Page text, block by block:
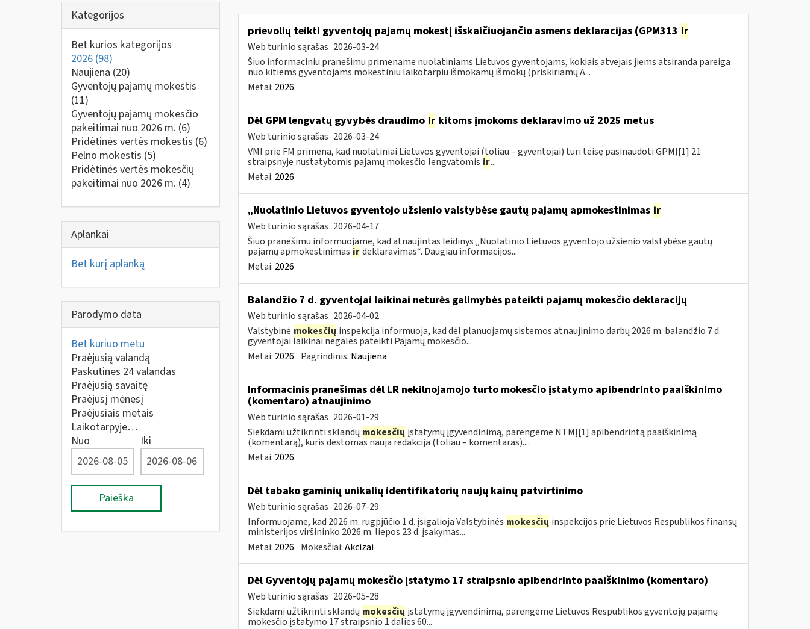
Kategorijos
Bet kurios kategorijos
2026 (98)
Naujiena (20)
Gyventojų pajamų mokestis
(11)
Gyventojų pajamų mokesčio
pakeitimai nuo 2026 m. (6)
Pridėtinės vertės mokestis (6)
Pelno mokestis (5)
Pridėtinės vertės mokesčių
pakeitimai nuo 2026 m. (4)
Aplankai
Bet kurį aplanką
Parodymo data
Bet kuriuo metu
Praėjusią valandą
Paskutines 24 valandas
Praėjusią savaitę
Praėjusį mėnesį
Praėjusiais metais
Laikotarpyje…
Nuo
Iki
Paieška
prievolių teikti gyventojų pajamų mokestį išskaičiuojančio asmens deklaracijas (GPM313 ir
Web turinio sąrašas 2026-03-24
Šiuo informaciniu pranešimu primename nuolatiniams Lietuvos gyventojams, kokiais atvejais jiems atsiranda pareiga
nuo kitiems gyventojams mokestiniu laikotarpiu išmokamų išmokų (priskiriamų A...
Metai: 2026
Dėl GPM lengvatų gyvybės draudimo irkitoms įmokoms deklaravimo už 2025 metus
Web turinio sąrašas 2026-03-24
VMI prie FM primena, kad nuolatiniai Lietuvos gyventojai (toliau – gyventojai) turi teisę pasinaudoti GPMĮ[1] 21
straipsnyje nustatytomis pajamų mokesčio lengvatomis ir...
Metai: 2026
„Nuolatinio Lietuvos gyventojo užsienio valstybėse gautų pajamų apmokestinimas ir
Web turinio sąrašas 2026-04-17
Šiuo pranešimu informuojame, kad atnaujintas leidinys „Nuolatinio Lietuvos gyventojo užsienio valstybėse gautų
pajamų apmokestinimas ir deklaravimas“. Daugiau informacijos...
Metai: 2026
Balandžio 7 d. gyventojai laikinai neturės galimybės pateikti pajamų mokesčio deklaracijų
Web turinio sąrašas 2026-04-02
Valstybinė mokesčių inspekcija informuoja, kad dėl planuojamų sistemos atnaujinimo darbų 2026 m. balandžio 7 d.
gyventojai laikinai negalės pateikti Pajamų mokesčio...
Metai: 2026 Pagrindinis: Naujiena
Informacinis pranešimas dėl LR nekilnojamojo turto mokesčio įstatymo apibendrinto paaiškinimo
(komentaro) atnaujinimo
Web turinio sąrašas 2026-01-29
Siekdami užtikrinti sklandų mokesčių įstatymų įgyvendinimą, parengėme NTMĮ[1] apibendrintą paaiškinimą
(komentarą), kuris dėstomas nauja redakcija (toliau – komentaras)....
Metai: 2026
Dėl tabako gaminių unikalių identifikatorių naujų kainų patvirtinimo
Web turinio sąrašas 2026-07-29
Informuojame, kad 2026 m. rugpjūčio 1 d. įsigalioja Valstybinės mokesčių inspekcijos prie Lietuvos Respublikos finansų
ministerijos viršininko 2026 m. liepos 23 d. įsakymas...
Metai: 2026 Mokesčiai:Akcizai
Dėl Gyventojų pajamų mokesčio įstatymo 17 straipsnio apibendrinto paaiškinimo (komentaro)
Web turinio sąrašas 2026-05-28
Siekdami užtikrinti sklandų mokesčių įstatymų įgyvendinimą, parengėme Lietuvos Respublikos gyventojų pajamų
mokesčio įstatymo 17 straipsnio 1 dalies 60...